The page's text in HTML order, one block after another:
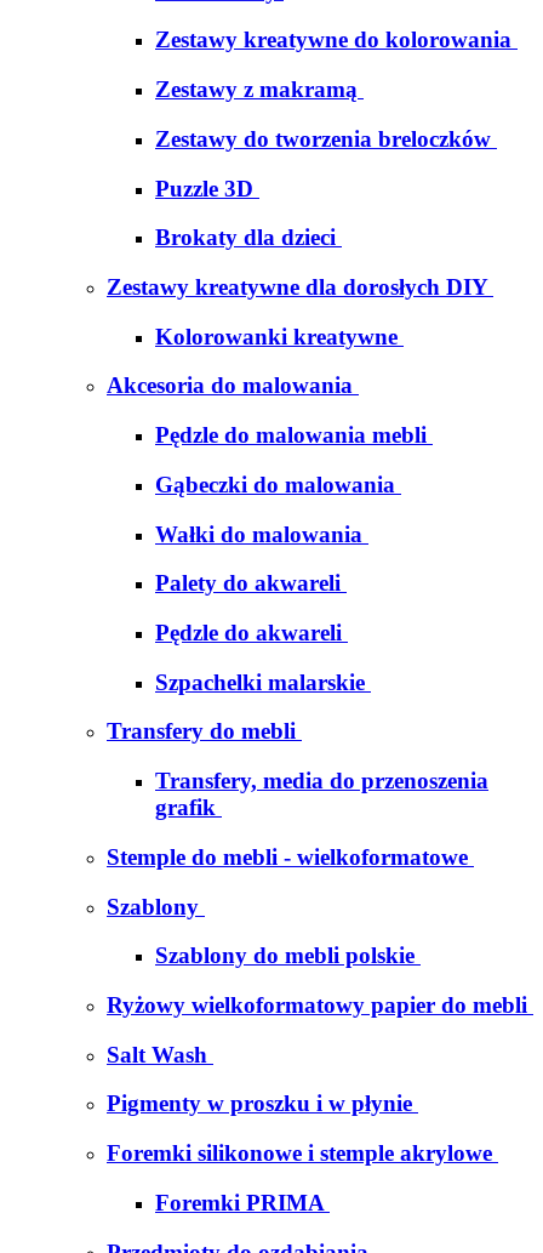
Zestawy kreatywne do kolorowania
Zestawy z makramą
Zestawy do tworzenia breloczków
Puzzle 3D
Brokaty dla dzieci
Zestawy kreatywne dla dorosłych DIY
Kolorowanki kreatywne
Akcesoria do malowania
Pędzle do malowania mebli
Gąbeczki do malowania
Wałki do malowania
Palety do akwareli
Pędzle do akwareli
Szpachelki malarskie
Transfery do mebli
Transfery, media do przenoszenia
grafik
Stemple do mebli - wielkoformatowe
Szablony
Szablony do mebli polskie
Ryżowy wielkoformatowy papier do mebli
Salt Wash
Pigmenty w proszku i w płynie
Foremki silikonowe i stemple akrylowe
Foremki PRIMA